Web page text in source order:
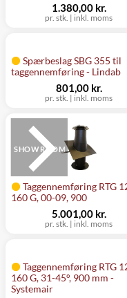
pr. stk. | inkl. moms
1.380,00 kr.
Spærbeslag SBG 355 til
taggennemføring - Lindab
pr. stk. | inkl. moms
801,00 kr.
Taggennemføring RTG
160 G, 00-09, 900
SHOWROOM
pr. stk. | inkl. moms
5.001,00 kr.
Taggennemføring RTG
160 G, 31-45°, 900 mm -
Systemair